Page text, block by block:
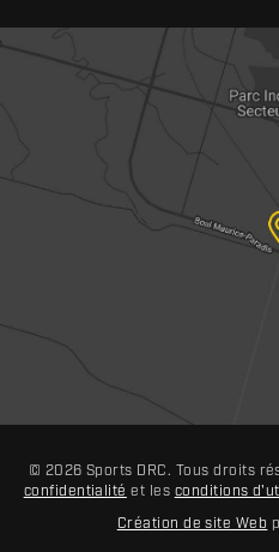
© 2026 Sports DRC. Tous droits
confidentialité et les conditions
Création de site Web